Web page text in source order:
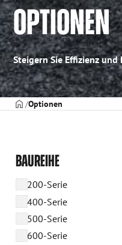
OPTIONEN
Steigern Sie Effizienz
TITELSEITE
Optionen
BAUREIHE
200-Serie
400-Serie
500-Serie
600-Serie